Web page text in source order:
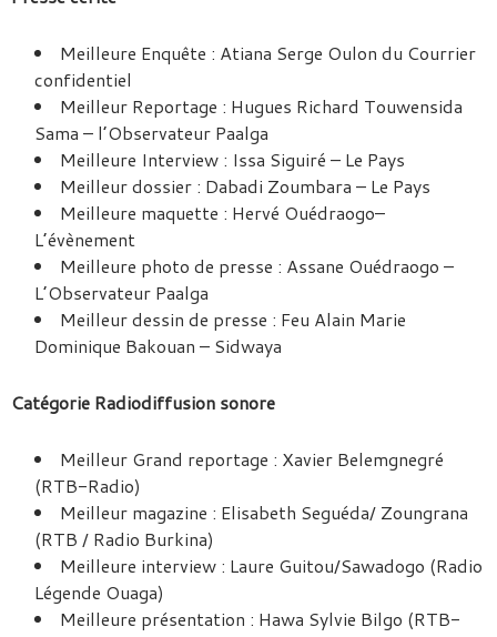
Meilleure Enquête : Atiana Serge Oulon du Courrier
confidentiel
Meilleur Reportage : Hugues Richard Touwensida
Sama – l’Observateur Paalga
Meilleure Interview : Issa Siguiré – Le Pays
Meilleur dossier : Dabadi Zoumbara – Le Pays
Meilleure maquette : Hervé Ouédraogo–
L’évènement
Meilleure photo de presse : Assane Ouédraogo –
L’Observateur Paalga
Meilleur dessin de presse : Feu Alain Marie
Dominique Bakouan – Sidwaya
Catégorie Radiodiffusion sonore
Meilleur Grand reportage : Xavier Belemgnegré
(RTB-Radio)
Meilleur magazine : Elisabeth Seguéda/ Zoungrana
(RTB / Radio Burkina)
Meilleure interview : Laure Guitou/Sawadogo (Radio
Légende Ouaga)
Meilleure présentation : Hawa Sylvie Bilgo (RTB-